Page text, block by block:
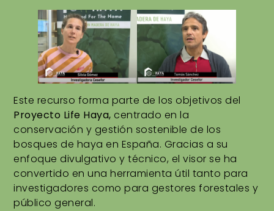
Este recurso forma parte de los objetivos del
Proyecto Life Haya,centrado en la
conservación y gestión sostenible de los
bosques de haya en España. Gracias a su
enfoque divulgativo y técnico, el visor se ha
convertido en una herramienta útil tanto para
investigadores como para gestores forestales y
público general.